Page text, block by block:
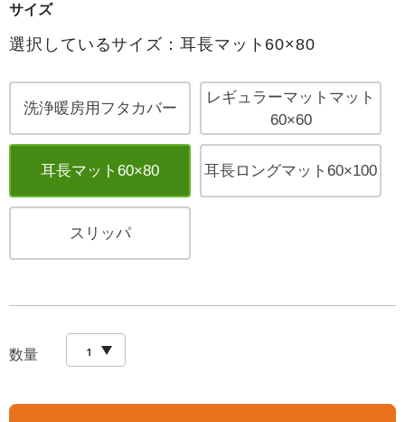
サイズ
選択しているサイズ：耳長マット60×80
洗浄暖房用フタカバー
レギュラーマットマット
60×60
耳長マット60×80 耳長ロングマット60×100
スリッパ
数量